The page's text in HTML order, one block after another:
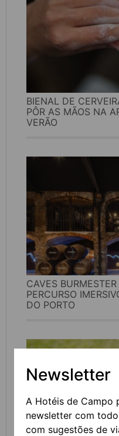
Newsletter
A Hotéis de Campo
newsletter com
com sugestões de
BIENAL DE
PÔR AS MÃOS NA
VERÃO
CAVES
PERCURSO
DO PORTO